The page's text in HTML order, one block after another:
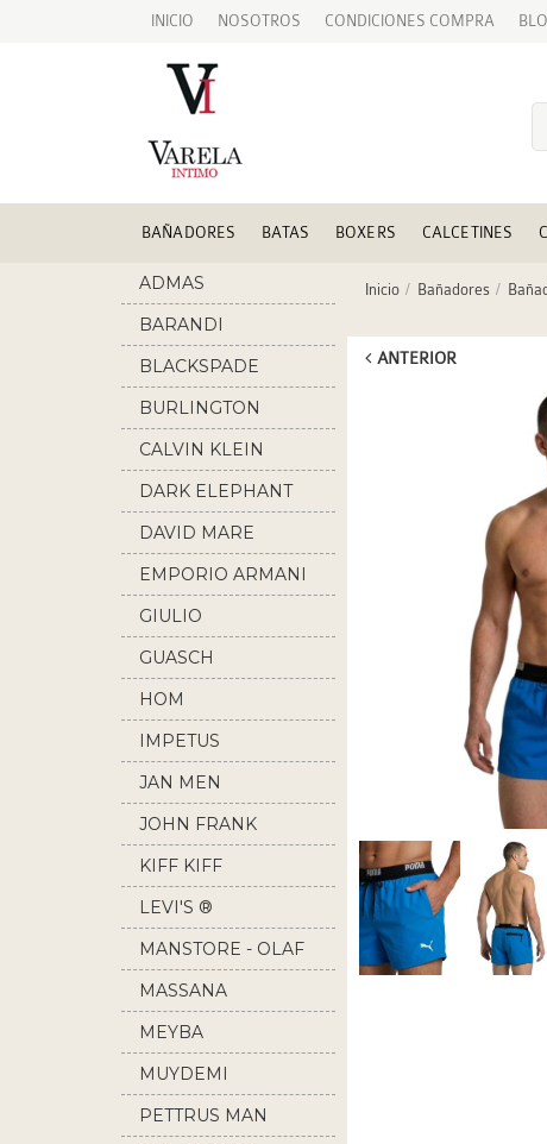
INICIO NOSOTROS CONDICIONES COMPRA
BAÑADORES BATAS BOXERS CALCETINES
ADMAS
BARANDI
BLACKSPADE
BURLINGTON
CALVIN KLEIN
DARK ELEPHANT
DAVID MARE
EMPORIO ARMANI
GIULIO
GUASCH
HOM
IMPETUS
JAN MEN
JOHN FRANK
KIFF KIFF
LEVI'S ®
MANSTORE - OLAF
BENZ
MASSANA
MEYBA
MUYDEMI
PETTRUS MAN
Inicio Bañadores
ANTERIOR